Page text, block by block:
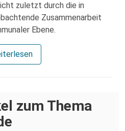
zuletzt durch die in
Zusammenarbeit
Ebene.
zum Thema